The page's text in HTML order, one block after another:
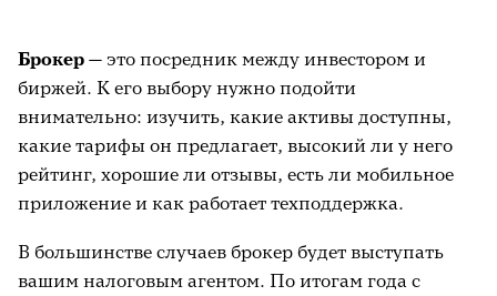
Брокер — это посредник между инвестором и
биржей. К его выбору нужно подойти
внимательно: изучить, какие активы доступны,
какие тарифы он предлагает, высокий ли у него
рейтинг, хорошие ли отзывы, есть ли мобильное
приложение и как работает техподдержка.
В большинстве случаев брокер будет выступать
вашим налоговым агентом. По итогам года с